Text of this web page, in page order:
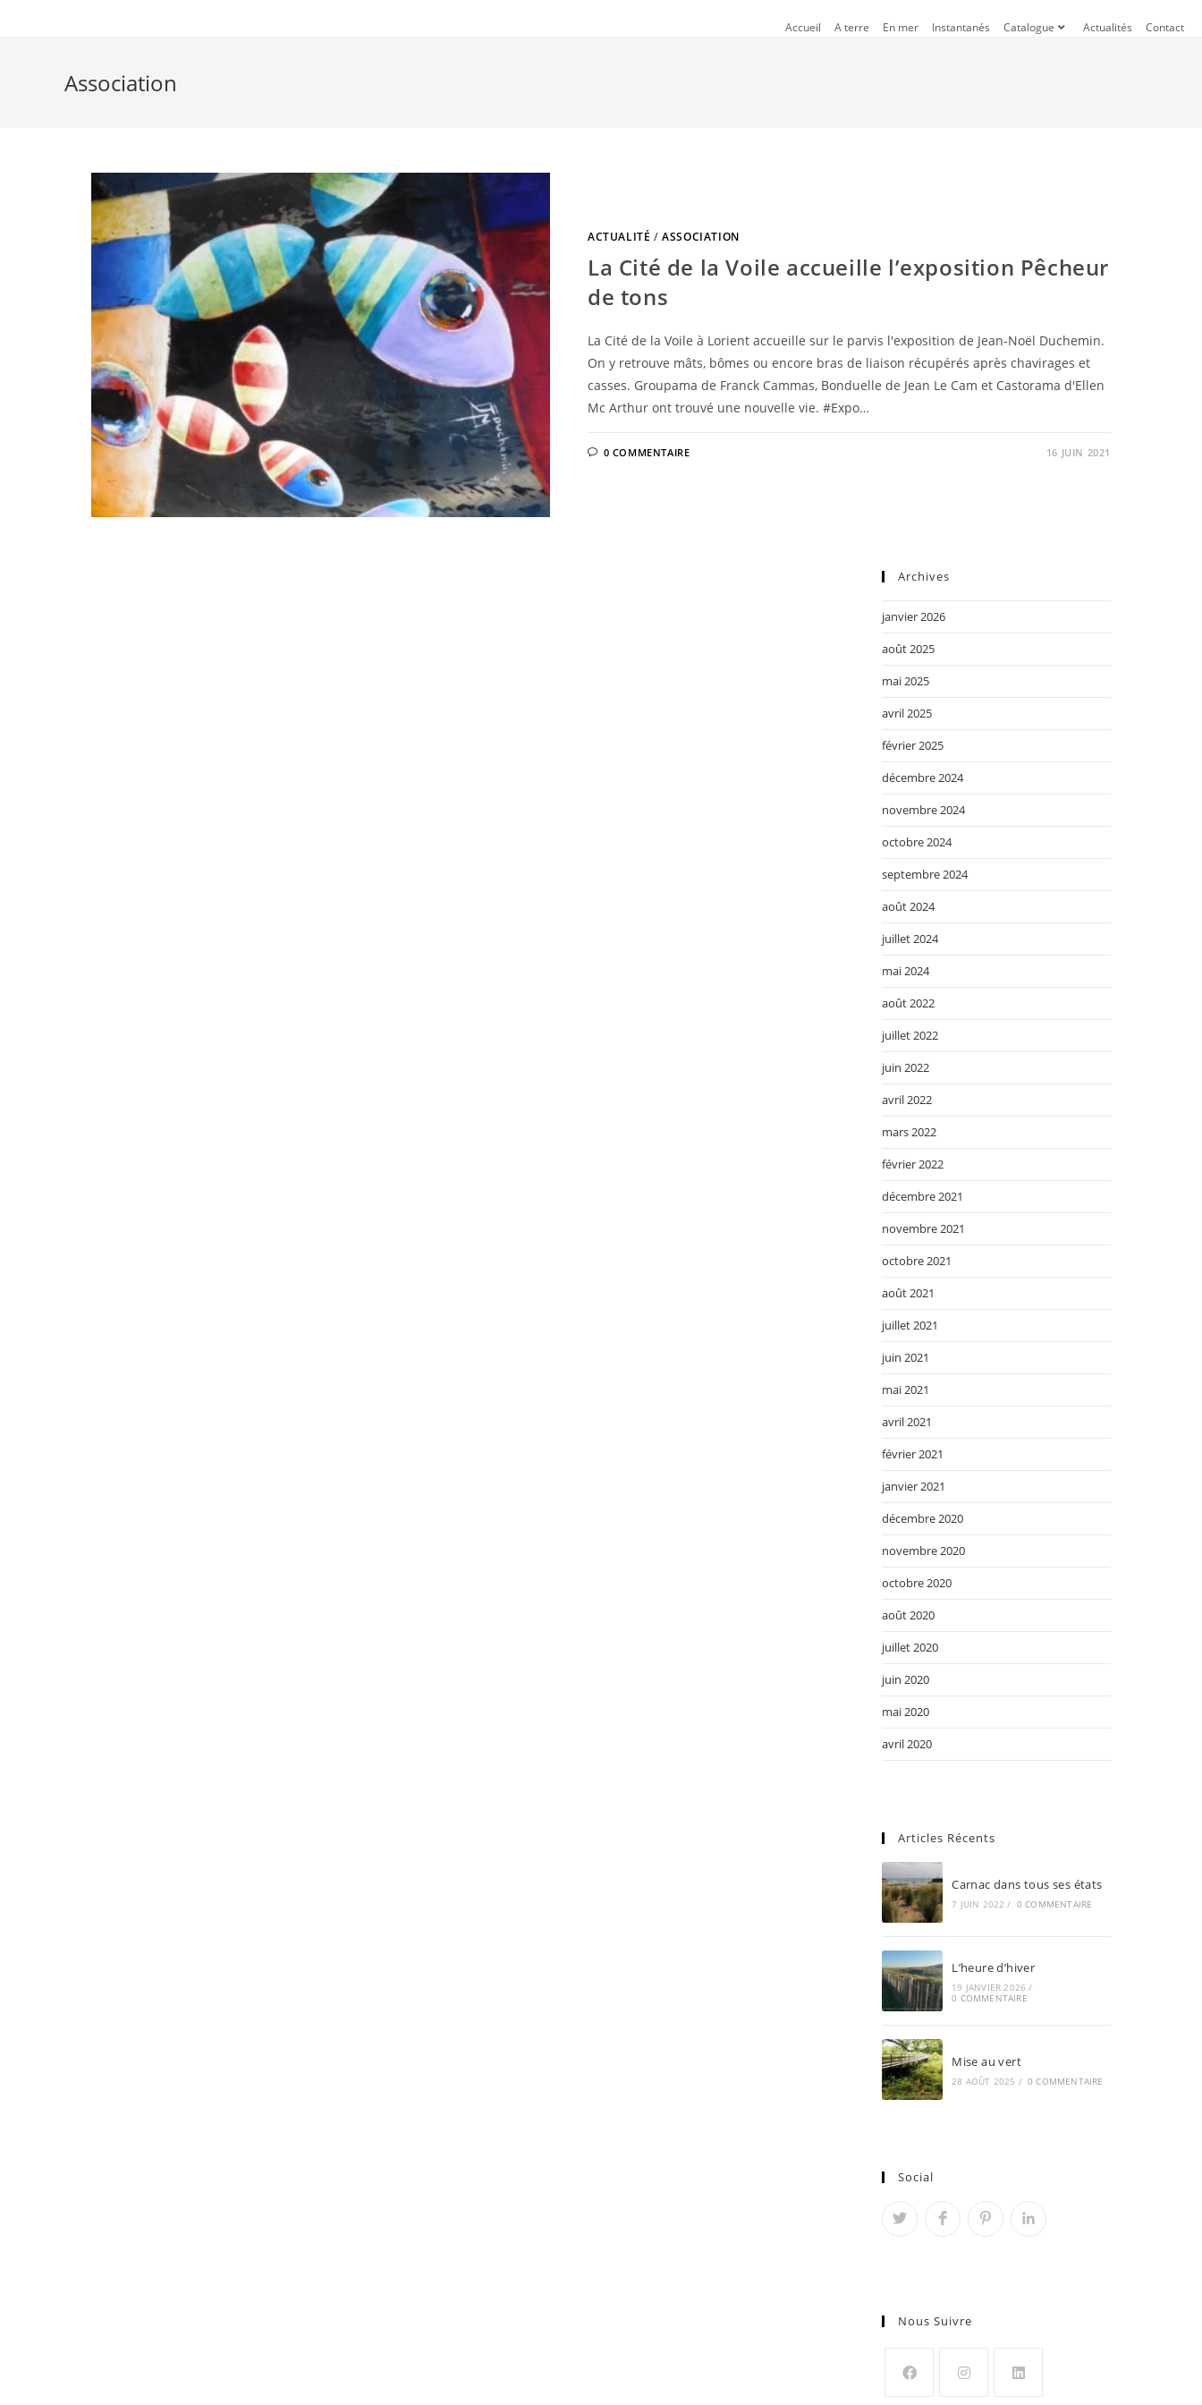
Accueil A terre En mer Instantanés Catalogue Actualités Contact
Association
ACTUALITÉ /ASSOCIATION
La Cité de la Voile accueille l’exposition Pêcheur
de tons
La Cité de la Voile à Lorient accueille sur le parvis l'exposition de Jean-Noël Duchemin.
On y retrouve mâts, bômes ou encore bras de liaison récupérés après chavirages et
casses. Groupama de Franck Cammas, Bonduelle de Jean Le Cam et Castorama d'Ellen
Mc Arthur ont trouvé une nouvelle vie. #Expo…
0 COMMENTAIRE 16 JUIN 2021
Archives
janvier 2026
août 2025
mai 2025
avril 2025
février 2025
décembre 2024
novembre 2024
octobre 2024
septembre 2024
août 2024
juillet 2024
mai 2024
août 2022
juillet 2022
juin 2022
avril 2022
mars 2022
février 2022
décembre 2021
novembre 2021
octobre 2021
août 2021
juillet 2021
juin 2021
mai 2021
avril 2021
février 2021
janvier 2021
décembre 2020
novembre 2020
octobre 2020
août 2020
juillet 2020
juin 2020
mai 2020
avril 2020
Articles Récents
Carnac dans tous ses états
7 JUIN 2022 / 0 COMMENTAIRE
L’heure d’hiver
19 JANVIER 2026 /
0 COMMENTAIRE
Mise au vert
28 AOÛT 2025 / 0 COMMENTAIRE
Social
Nous Suivre